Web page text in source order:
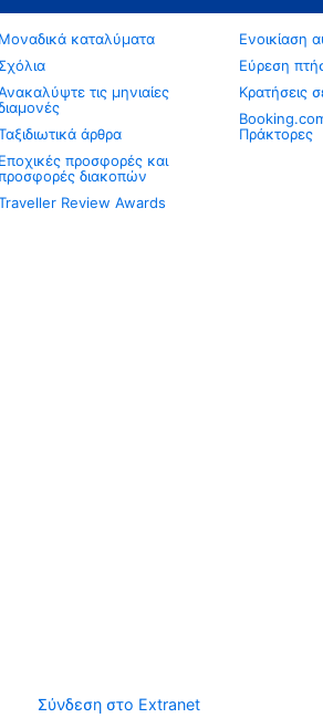
Μοναδικά καταλύματα
τις μηνιαίες
άρθρα
Εποχικές προσφορές και
διακοπών
Review Awards
Ενοικίαση
Εύρεση
Κρατήσεις
Πράκτορες
Σύνδεση στο Extranet